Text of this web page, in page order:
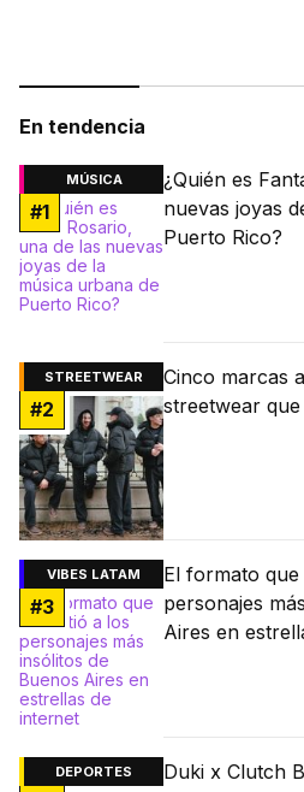
En tendencia
MÚSICA
#1
¿Quién es
nuevas joyas
Puerto Rico?
STREETWEAR
#2
Cinco marcas
streetwear
VIBES LATAM
#3
El formato
personajes
Aires en
DEPORTES
Duki x Clutch